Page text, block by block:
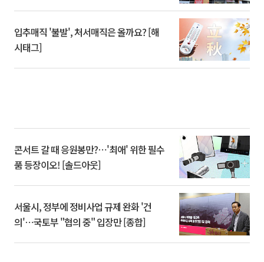
입추매직 '불발', 처서매직은 올까요? [해
시태그]
콘서트 갈 때 응원봉만?⋯'최애' 위한 필수
품 등장이오! [솔드아웃]
서울시, 정부에 정비사업 규제 완화 '건
의'⋯국토부 "협의 중" 입장만 [종합]